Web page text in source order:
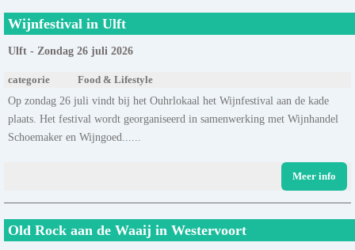
Wijnfestival in Ulft
Ulft - Zondag 26 juli 2026
categorie Food & Lifestyle
Op zondag 26 juli vindt bij het Ouhrlokaal het Wijnfestival aan de kade
plaats. Het festival wordt georganiseerd in samenwerking met Wijnhandel
Schoemaker en Wijngoed......
Meer info
Old Rock aan de Waaij in Westervoort